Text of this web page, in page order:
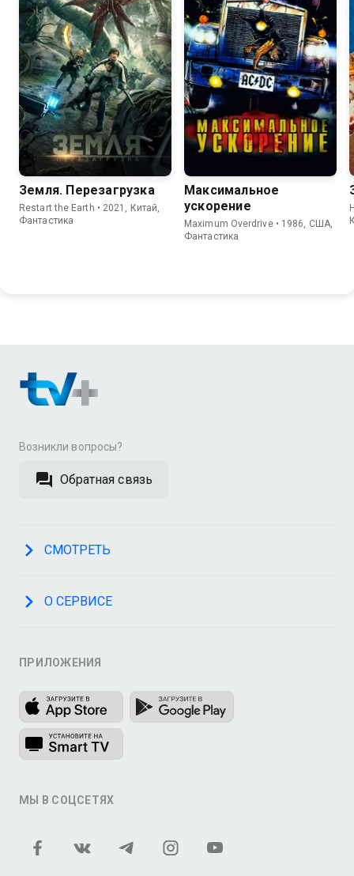
Земля. Перезагрузка
Restart the Earth • 2021, Китай,
Фантастика
Максимальное
ускорение
Maximum Overdrive • 1986, США,
Фантастика
Возникли вопросы?
Обратная связь
СМОТРЕТЬ
О СЕРВИСЕ
ПРИЛОЖЕНИЯ
МЫ В СОЦСЕТЯХ